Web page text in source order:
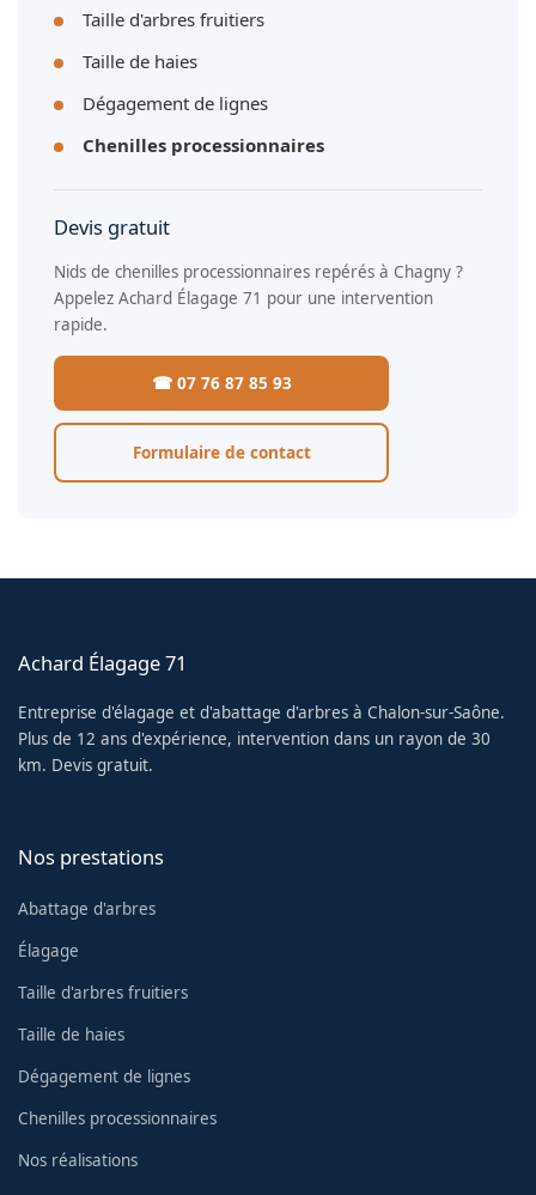
Taille d'arbres fruitiers
Taille de haies
Dégagement de lignes
Chenilles processionnaires
Devis gratuit
Nids de chenilles processionnaires repérés à Chagny ?
Appelez Achard Élagage 71 pour une intervention
rapide.
☎ 07 76 87 85 93
Formulaire de contact
Achard Élagage 71
Entreprise d'élagage et d'abattage d'arbres à Chalon-sur-Saône.
Plus de 12 ans d'expérience, intervention dans un rayon de 30
km. Devis gratuit.
Nos prestations
Abattage d'arbres
Élagage
Taille d'arbres fruitiers
Taille de haies
Dégagement de lignes
Chenilles processionnaires
Nos réalisations